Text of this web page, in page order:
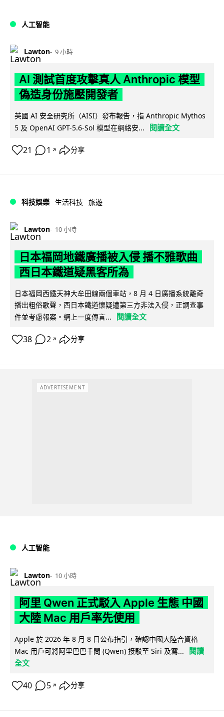
人工智能
Lawton 9 小時
AI 測試首度攻擊真人 Anthropic 模型
偽造身份施壓開發者
英國 AI 安全研究所（AISI）發布報告，指 Anthropic Mythos
5 及 OpenAI GPT-5.6-Sol 模型在網絡安...
閱讀全文
21 1 ↗ 分享
科技娛樂 生活科技 旅遊
Lawton 10 小時
日本福岡地鐵廣播被入侵 播不雅歌曲
西日本鐵道疑黑客所為
日本福岡西鐵天神大牟田線兩個車站，8 月 4 日廣播系統離奇
播出粗俗歌聲，西日本鐵道懷疑遭第三方非法入侵，正調查事
件並考慮報案。網上一度傳言...
閱讀全文
38 2 ↗ 分享
ADVERTISEMENT
人工智能
Lawton 10 小時
阿里 Qwen 正式駁入 Apple 生態 中國
大陸 Mac 用戶率先使用
Apple 於 2026 年 8 月 8 日公布指引，確認中國大陸合資格
Mac 用戶可將阿里巴巴千問 (Qwen) 接駁至 Siri 及寫...
閱讀
全文
40 5 ↗ 分享